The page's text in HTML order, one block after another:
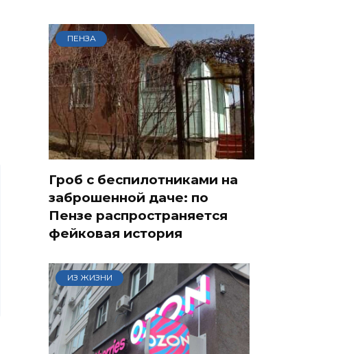
ПЕНЗА
Гроб с беспилотниками на
заброшенной даче: по
Пензе распространяется
фейковая история
ИЗ ЖИЗНИ